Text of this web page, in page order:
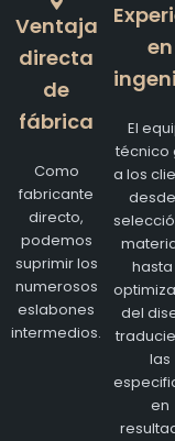
Ventaja
directa
de
fábrica
Como
fabricante
directo,
podemos
suprimir los
numerosos
eslabones
intermedios.
en
El
técnico
a los
hasta
del
las
en